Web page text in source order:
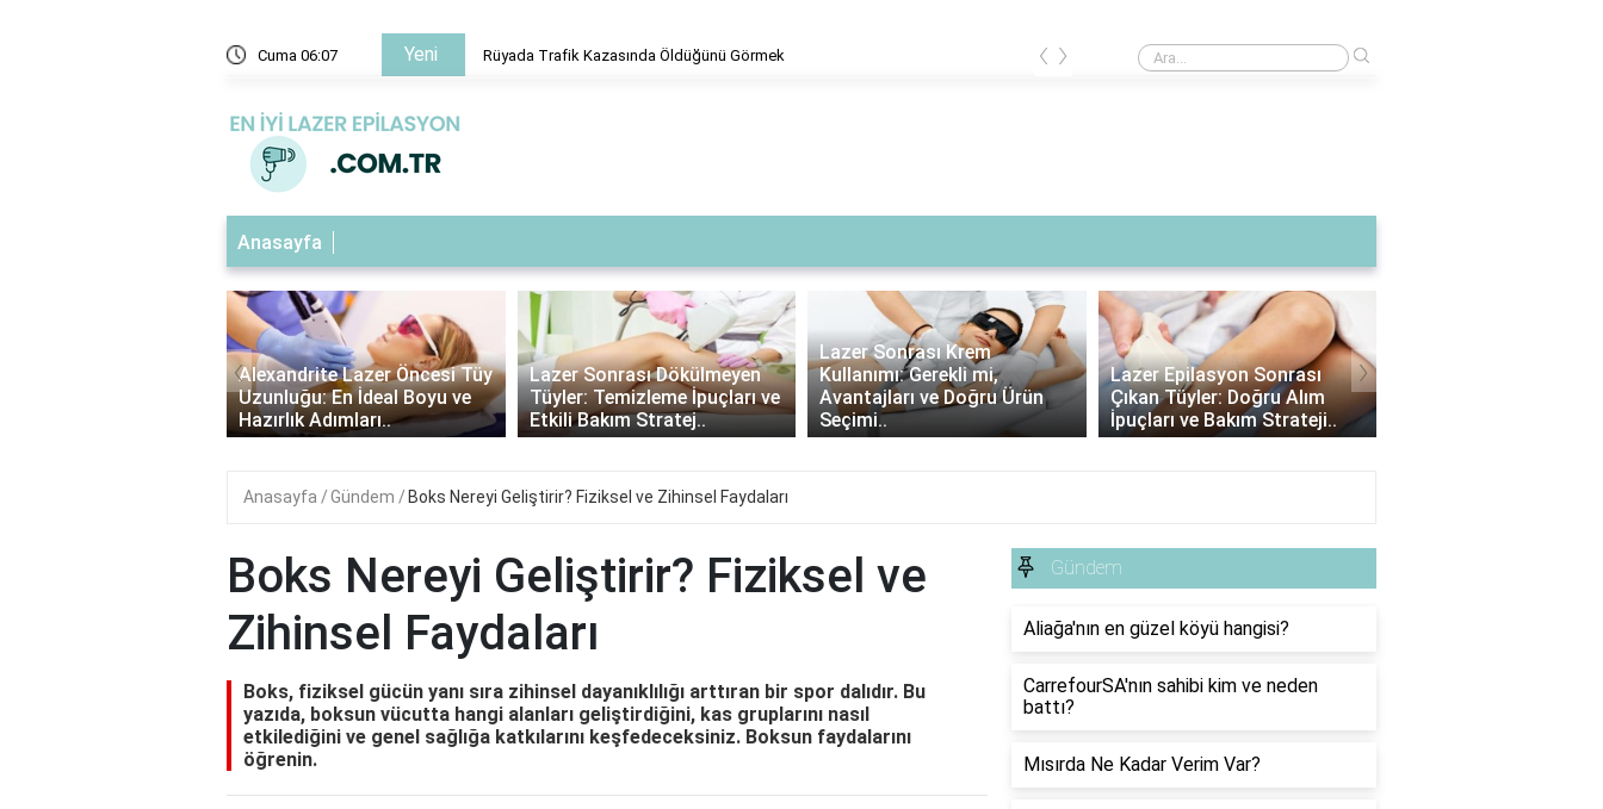
Cuma 06:07 Yeni Rüyada Trafik Kazasında Öldüğünü Görmek Rüyada Trafik Kazasında Öldüğünü Görmek
‹ ›
Anasayfa
Alexandrite Lazer Öncesi Tüy
Uzunluğu: En İdeal Boyu ve
Hazırlık Adımları..
Lazer Sonrası Dökülmeyen
Tüyler: Temizleme İpuçları ve
Etkili Bakım Stratej..
Lazer Sonrası Krem
Kullanımı: Gerekli mi,
Avantajları ve Doğru Ürün
Seçimi..
Lazer Epilasyon Sonrası
Çıkan Tüyler: Doğru Alım
İpuçları ve Bakım Strateji..
‹ ›
Anasayfa Gündem Boks Nereyi Geliştirir? Fiziksel ve Zihinsel Faydaları
Boks Nereyi Geliştirir? Fiziksel ve
Zihinsel Faydaları
Boks, fiziksel gücün yanı sıra zihinsel dayanıklılığı arttıran bir spor dalıdır. Bu
yazıda, boksun vücutta hangi alanları geliştirdiğini, kas gruplarını nasıl
etkilediğini ve genel sağlığa katkılarını keşfedeceksiniz. Boksun faydalarını
öğrenin.
Gündem
Aliağa'nın en güzel köyü hangisi?
CarrefourSA'nın sahibi kim ve neden
battı?
Mısırda Ne Kadar Verim Var?